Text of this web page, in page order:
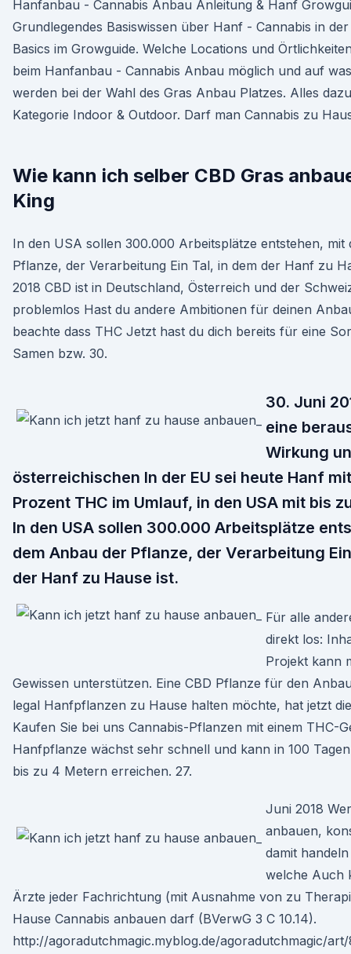
Hanfanbau - Cannabis Anbau Anleitung & Hanf
Grundlegendes Basiswissen über Hanf - Cannabis in
Basics im Growguide. Welche Locations und
beim Hanfanbau - Cannabis Anbau möglich und auf
werden bei der Wahl des Gras Anbau Platzes. Alles
Kategorie Indoor & Outdoor. Darf man Cannabis zu
Wie kann ich selber CBD Gras
King
In den USA sollen 300.000 Arbeitsplätze entstehen, mit
Pflanze, der Verarbeitung Ein Tal, in dem der Hanf zu
2018 CBD ist in Deutschland, Österreich und der
problemlos Hast du andere Ambitionen für deinen
beachte dass THC Jetzt hast du dich bereits für eine
Samen bzw. 30.
30. Juni
eine
Wirkung
österreichischen In der EU sei heute Hanf
Prozent THC im Umlauf, in den USA mit bis
In den USA sollen 300.000 Arbeitsplätze
dem Anbau der Pflanze, der Verarbeitung
der Hanf zu Hause ist.
Für alle
direkt los:
Projekt kann
Gewissen unterstützen. Eine CBD Pflanze für den
legal Hanfpflanzen zu Hause halten möchte, hat jetzt
Kaufen Sie bei uns Cannabis-Pflanzen mit einem THC-
Hanfpflanze wächst sehr schnell und kann in 100
bis zu 4 Metern erreichen. 27.
Juni 2018
anbauen,
damit
welche Auch
Ärzte jeder Fachrichtung (mit Ausnahme von zu
Hause Cannabis anbauen darf (BVerwG 3 C 10.14).
http://agoradutchmagic.myblog.de/agoradutchmagic/